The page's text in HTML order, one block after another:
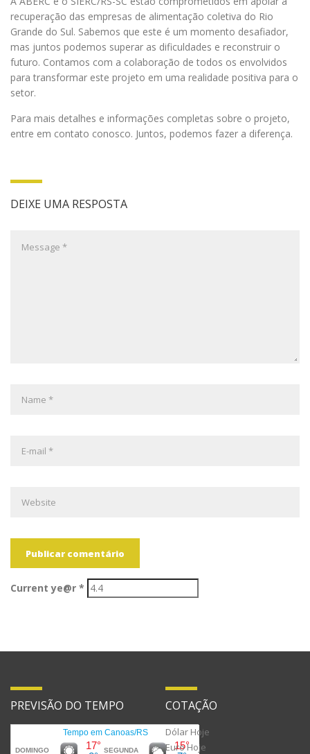
recuperação das empresas de alimentação coletiva do Rio
Grande do Sul. Sabemos que este é um momento desafiador,
mas juntos podemos superar as dificuldades e reconstruir o
futuro. Contamos com a colaboração de todos os envolvidos
para transformar este projeto em uma realidade positiva para o
setor.
Para mais detalhes e informações completas sobre o projeto,
entre em contato conosco. Juntos, podemos fazer a diferença.
DEIXE UMA RESPOSTA
Current ye@r *
PREVISÃO DO TEMPO COTAÇÃO
Dólar Hoje
Euro Hoje